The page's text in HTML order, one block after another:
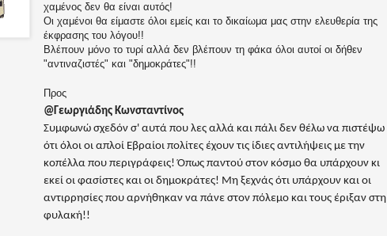
χαμένος δεν θα είναι αυτός!
Οι χαμένοι θα είμαστε όλοι εμείς και το δικαίωμα μας στην ελευθερία της
έκφρασης του λόγου!!
Βλέπουν μόνο το τυρί αλλά δεν βλέπουν τη φάκα όλοι αυτοί οι δήθεν
"αντιναζιστές" και "δημοκράτες"!!
Προς
@Γεωργιάδης Κωνσταντίνος
Συμφωνώ σχεδόν σ' αυτά που λες αλλά και πάλι δεν θέλω να πιστέψω
ότι όλοι οι απλοί Εβραίοι πολίτες έχουν τις ίδιες αντιλήψεις με την
κοπέλλα που περιγράφεις! Όπως παντού στον κόσμο θα υπάρχουν κι
εκεί οι φασίστες και οι δημοκράτες! Μη ξεχνάς ότι υπάρχουν και οι
αντιρρησίες που αρνήθηκαν να πάνε στον πόλεμο και τους έριξαν στη
φυλακή!!